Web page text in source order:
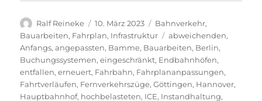
Autor
Ralf Reineke
Veröffentlicht
am
10. März 2023 Kategorien
Bahnverkehr,
Bauarbeiten, Fahrplan, Infrastruktur Schlagwörter
abweichenden,
Anfangs,angepassten, Bamme, Bauarbeiten, Berlin,
Buchungssystemen,eingeschränkt, Endbahnhöfen,
entfallen,erneuert, Fahrbahn, Fahrplananpassungen,
Fahrtverläufen, Fernverkehrszüge,Göttingen, Hannover,
Hauptbahnhof, hochbelasteten, ICE, Instandhaltung,